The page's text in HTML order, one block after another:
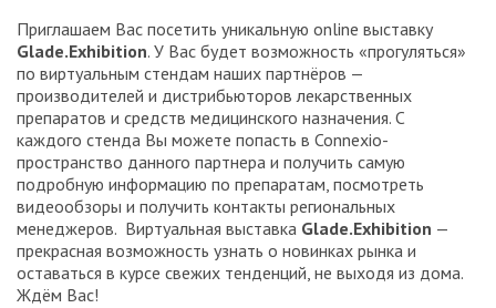
акушерства, гинекологии и репродуктивной медицины
факультета непрерывного медицинского образования;
кафедры детской кардиологии; кафедры педиатрии
Московского государственного медико-
стоматологического университета им. А.И. Евдокимова
Журнала «StatusPraesens. Педиатрия и неонатология»
Научный и технический организатор: Медиабюро
StatusPraesens
Приглашаем Вас посетить уникальную online выставку
Glade.Exhibition. У Вас будет возможность «прогуляться»
по виртуальным стендам наших партнёров —
производителей и дистрибьюторов лекарственных
препаратов и средств медицинского назначения. С
каждого стенда Вы можете попасть в Connexio-
пространство данного партнера и получить самую
подробную информацию по препаратам, посмотреть
видеообзоры и получить контакты региональных
менеджеров. Виртуальная выставка Glade.Exhibition —
прекрасная возможность узнать о новинках рынка и
оставаться в курсе свежих тенденций, не выходя из дома.
Ждём Вас!